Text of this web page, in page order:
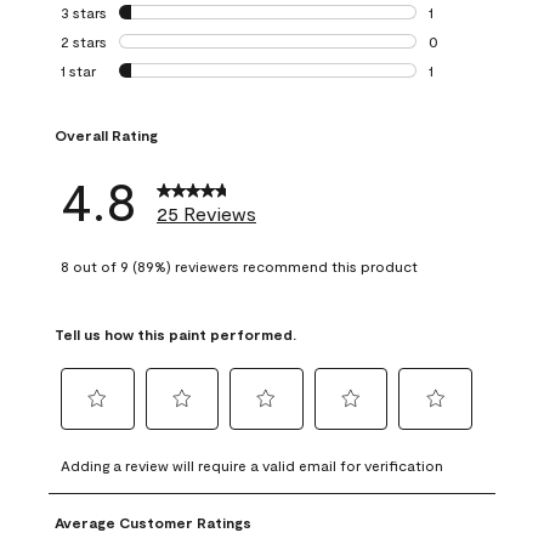
0 reviews with 4
3 stars stars
1
1 review with 3
2 stars stars
0
0 reviews with 2
1 star stars
1
Overall Rating
4.8 25 Reviews
8 out of 9 (89%) reviewers recommend this product
Tell us how this paint performed.
to
rate
the
item
to
rate
the
to
rate
the
item
to
rate
to
rate
Adding a review will require a valid email for verification
Average Customer Ratings